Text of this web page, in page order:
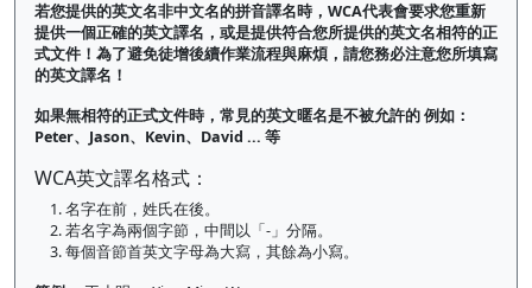
若您提供的英文名非中文名的拼音譯名時，WCA代表會要求您重新
提供一個正確的英文譯名，或是提供符合您所提供的英文名相符的正
式文件！為了避免徒增後續作業流程與麻煩，請您務必注意您所填寫
的英文譯名！
如果無相符的正式文件時，常見的英文暱名是不被允許的 例如：
Peter、Jason、Kevin、David ... 等
WCA英文譯名格式：
1. 名字在前，姓氏在後。
2. 若名字為兩個字節，中間以「-」分隔。
3. 每個音節首英文字母為大寫，其餘為小寫。